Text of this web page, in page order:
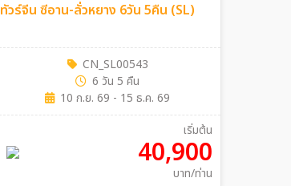
ทัวร์จีน ซีอาน-ลั่วหยาง 6วัน 5คืน (SL)
CN_SL00543
6 วัน 5 คืน
10 ก.ย. 69 - 15 ธ.ค. 69
เริ่มต้น
40,900
บาท/ท่าน